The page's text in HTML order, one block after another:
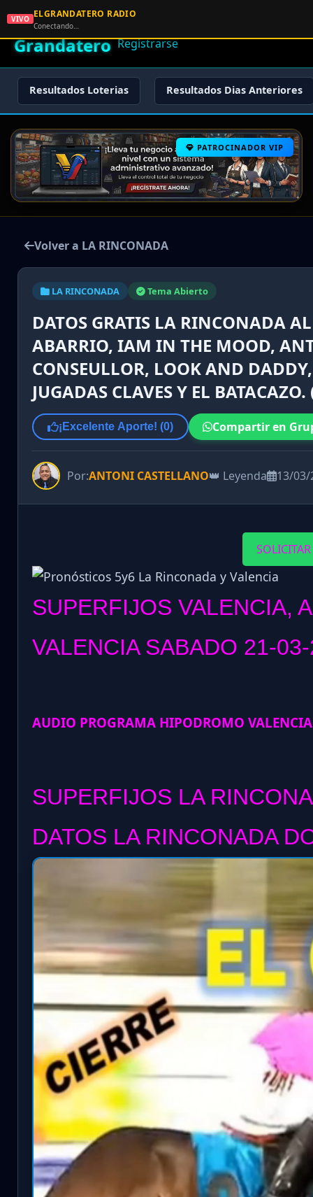
🌟 El
Grandatero Registrarse
Resultados Loterias Resultados Dias Anteriores
PATROCINADOR VIP
Volver a LA RINCONADA
LA RINCONADA Tema Abierto
DATOS GRATIS LA RINCONADA
ABARRIO, IAM IN THE MOOD,
CONSEULLOR, LOOK AND
JUGADAS CLAVES Y EL
¡Excelente Aporte! (0) Compartir en
Por:ANTONI CASTELLANO👑 Leyenda 13/03/
SUPERFIJOS VALENCIA,
VALENCIA SABADO 21-
AUDIO PROGRAMA HIPODROMO
SUPERFIJOS LA
DATOS LA RINCONADA
VIVO ELGRANDATERO RADIO
Conectando…